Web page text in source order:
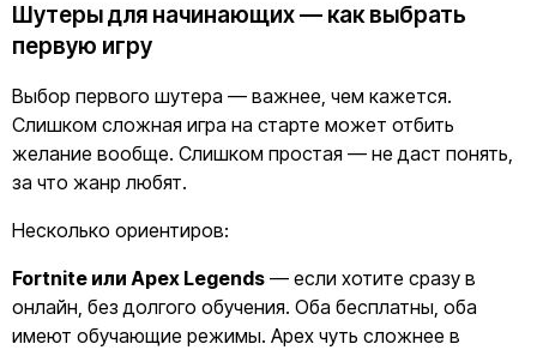
Шутеры для начинающих — как выбрать
первую игру
Выбор первого шутера — важнее, чем кажется.
Слишком сложная игра на старте может отбить
желание вообще. Слишком простая — не даст понять,
за что жанр любят.
Несколько ориентиров:
Fortnite или Apex Legends — если хотите сразу в
онлайн, без долгого обучения. Оба бесплатны, оба
имеют обучающие режимы. Apex чуть сложнее в